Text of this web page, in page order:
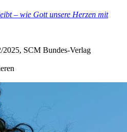
– wie Gott unsere Herzen mit
SCM Bundes-Verlag